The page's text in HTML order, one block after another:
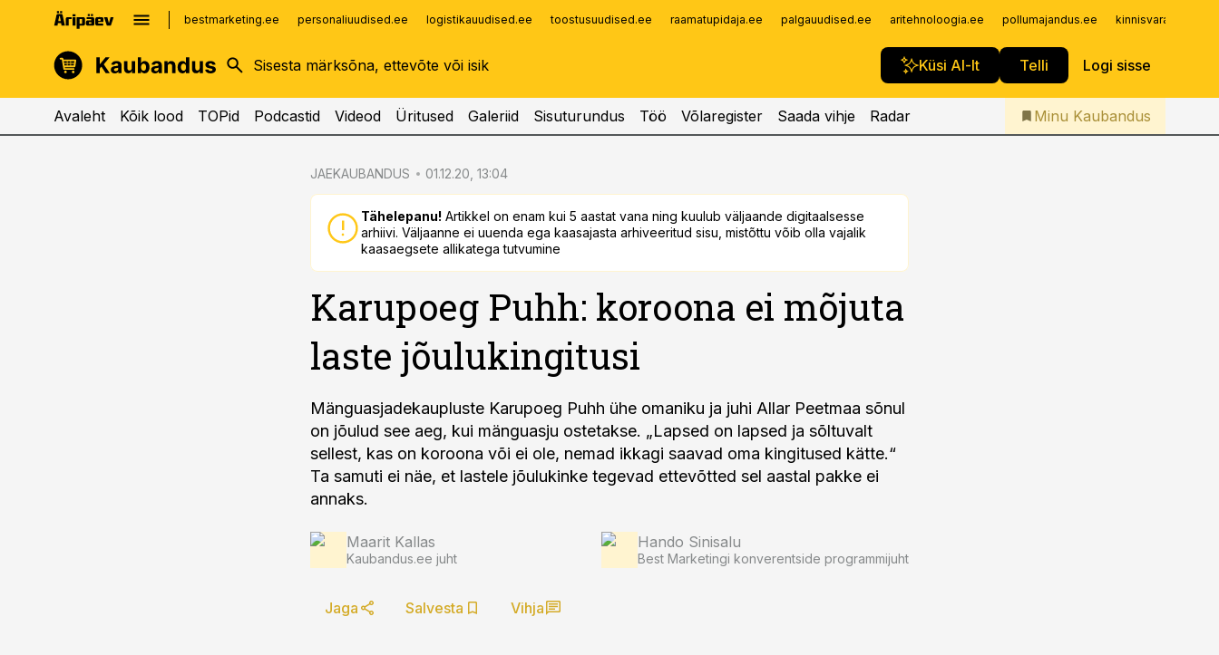
bestmarketing.ee personaliuudised.ee logistikauudised.ee toostusuudised.ee raamatupidaja.ee palgauudised.ee aritehnoloogia.ee pollumajandus.ee
Küsi AI-lt Telli Logi sisse
kinnisvarauudised.ee
logistikauudised.ee
imelineajalugu.ee
Infopank
Iseteenindus
Telli Kaubandus
Avaleht Kõik lood TOPid Podcastid Videod Üritused Galeriid Sisuturundus Töö Võlaregister Saada vihje Radar Minu Kaubandus
JAEKAUBANDUS 01.12.20, 13:04
Tähelepanu! Artikkel on enam kui 5 aastat vana ning kuulub väljaande digitaalsesse
arhiivi. Väljaanne ei uuenda ega kaasajasta arhiveeritud sisu, mistõttu võib olla vajalik
kaasaegsete allikatega tutvumine
Karupoeg Puhh: koroona ei mõjuta
laste jõulukingitusi
Mänguasjadekaupluste Karupoeg Puhh ühe omaniku ja juhi Allar Peetmaa sõnul
on jõulud see aeg, kui mänguasju ostetakse. „Lapsed on lapsed ja sõltuvalt
sellest, kas on koroona või ei ole, nemad ikkagi saavad oma kingitused kätte.“
Ta samuti ei näe, et lastele jõulukinke tegevad ettevõtted sel aastal pakke ei
annaks.
Maarit Kallas
Kaubandus.ee juht
Hando Sinisalu
Best Marketingi konverentside programmijuht
Jaga Salvesta Vihja